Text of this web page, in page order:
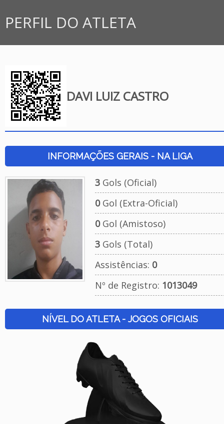
PERFIL DO ATLETA
DAVI LUIZ CASTRO
INFORMAÇÕES GERAIS - NA LIGA
3Gols (Oficial)
0Gol (Extra-Oficial)
0Gol (Amistoso)
3Gols (Total)
Assistências: 0
Nº de Registro: 1013049
NÍVEL DO ATLETA - JOGOS OFICIAIS